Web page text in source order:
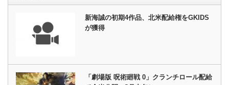
新海誠の初期4作品、北米配給権をGKIDS
が獲得
「劇場版 呪術廻戦 0」クランチロール配給